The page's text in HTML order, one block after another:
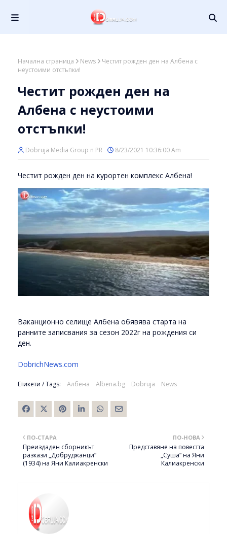
Начална страница News
Честит рожден ден на Албена с
неустоими отстъпки!
Честит рожден ден на
Албена с неустоими
отстъпки!
Dobruja Media Group n PR 8/23/2021 10:36:00 Am
Честит рожден ден на курортен комплекс Албена!
Ваканционно селище Албена обявява старта на
ранните записвания за сезон 2022г на рождения си
ден.
DobrichNews.com
Етикети / Tags: Албена Albena.bg Dobruja News
ПО-НОВА
Представяне на повестта
„Суша“ на Яни
Калиакренски
ПО-СТАРА
Преиздаден сборникът
разкази „Добруджанци“
(1934) на Яни Калиакренски